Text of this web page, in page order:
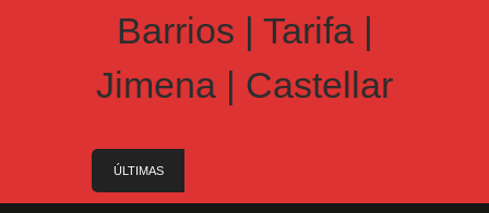
ÚLTIMAS